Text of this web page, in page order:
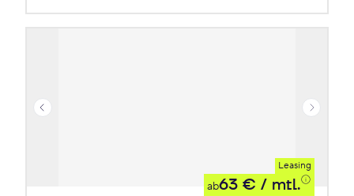
Leasing
ab63 € / mtl.